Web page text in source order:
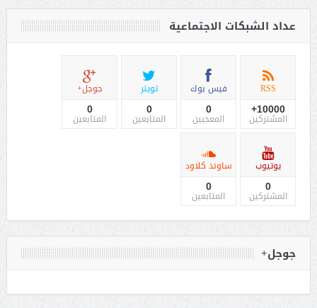
عداد الشبكات الاجتماعية
RSS
10000+
المشتركين
فيس بوك
0
المعجبين
تويتر
0
المتابعين
جوجل+
0
المتابعين
يوتيوب
0
المشتركين
ساوند كلاود
0
المتابعين
جوجل+